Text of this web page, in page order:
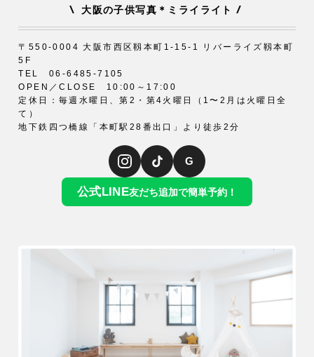
\ 大阪の子供写真＊ミライライト/
〒550-0004 大阪市西区靱本町1-15-1 リバーライズ靱本町
5F
TEL 06-6485-7105
OPEN／CLOSE 10:00～17:00
定休日：毎週水曜日、第2・第4火曜日（1〜2月は火曜日全
て）
地下鉄四つ橋線「本町駅28番出口」より徒歩2分
G
公式LINE友だち追加で簡単予約！